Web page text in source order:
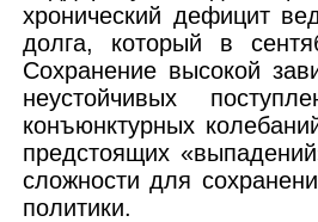
хронический дефицит
долга, который в
Сохранение высокой
неустойчивых
конъюнктурных
предстоящих
сложности для
политики.